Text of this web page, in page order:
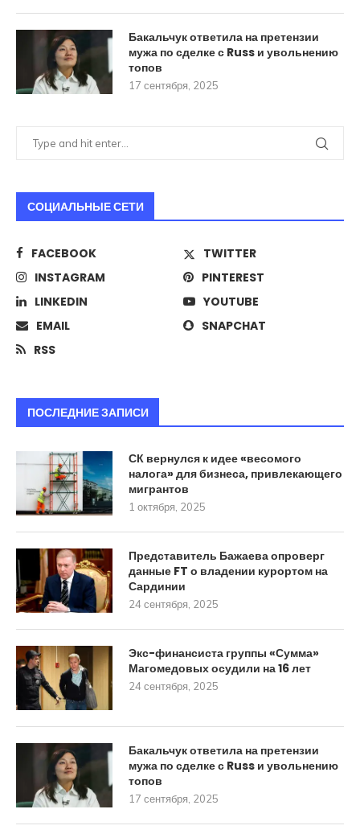
Бакальчук ответила на претензии
мужа по сделке с Russ и увольнению
топов
17 сентября, 2025
СОЦИАЛЬНЫЕ СЕТИ
FACEBOOK
TWITTER
INSTAGRAM
PINTEREST
LINKEDIN
YOUTUBE
EMAIL
SNAPCHAT
RSS
ПОСЛЕДНИЕ ЗАПИСИ
СК вернулся к идее «весомого
налога» для бизнеса, привлекающего
мигрантов
1 октября, 2025
Представитель Бажаева опроверг
данные FT о владении курортом на
Сардинии
24 сентября, 2025
Экс-финансиста группы «Сумма»
Магомедовых осудили на 16 лет
24 сентября, 2025
Бакальчук ответила на претензии
мужа по сделке с Russ и увольнению
топов
17 сентября, 2025